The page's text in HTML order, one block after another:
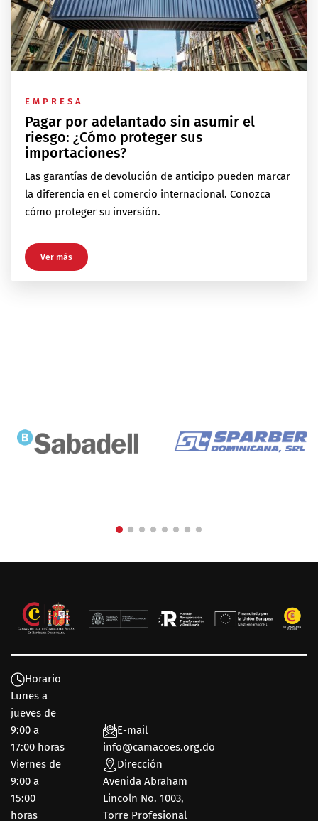
EMPRESA
Pagar por adelantado sin asumir el
riesgo: ¿Cómo proteger sus
importaciones?
Las garantías de devolución de anticipo pueden marcar
la diferencia en el comercio internacional. Conozca
cómo proteger su inversión.
Ver más
Horario
Lunes a
jueves de
9:00 a
17:00 horas
Viernes de
9:00 a
15:00
horas
E-mail
info@camacoes.org.do
Dirección
Avenida Abraham
Lincoln No. 1003,
Torre Profesional